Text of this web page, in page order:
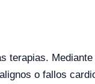
terapias.
o fallos